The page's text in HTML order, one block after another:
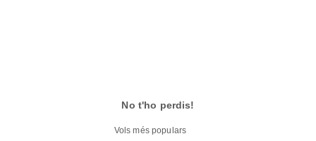
No t'ho perdis!
Vols més populars